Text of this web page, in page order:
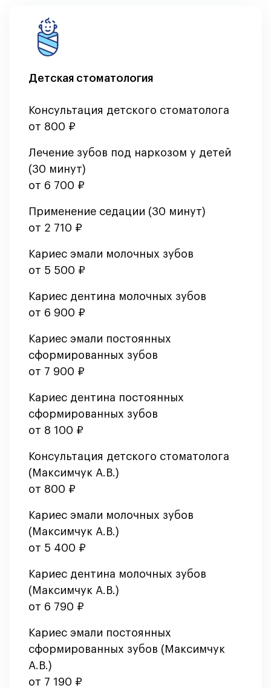
Детская стоматология
Консультация детского стоматолога
от 800 ₽
Лечение зубов под наркозом у детей
(30 минут)
от 6 700 ₽
Применение седации (30 минут)
от 2 710 ₽
Кариес эмали молочных зубов
от 5 500 ₽
Кариес дентина молочных зубов
от 6 900 ₽
Кариес эмали постоянных
сформированных зубов
от 7 900 ₽
Кариес дентина постоянных
сформированных зубов
от 8 100 ₽
Консультация детского стоматолога
(Максимчук А.В.)
от 800 ₽
Кариес эмали молочных зубов
(Максимчук А.В.)
от 5 400 ₽
Кариес дентина молочных зубов
(Максимчук А.В.)
от 6 790 ₽
Кариес эмали постоянных
сформированных зубов (Максимчук
А.В.)
от 7 190 ₽